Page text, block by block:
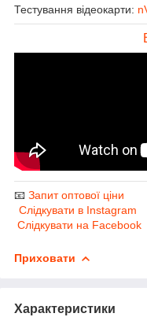
Тестування відеокарти:
📧 Запит оптової ціни
Слідкувати в Instagram
Слідкувати на Facebook
Приховати
Характеристики